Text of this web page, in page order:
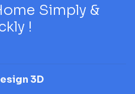
Simply &
!
3D